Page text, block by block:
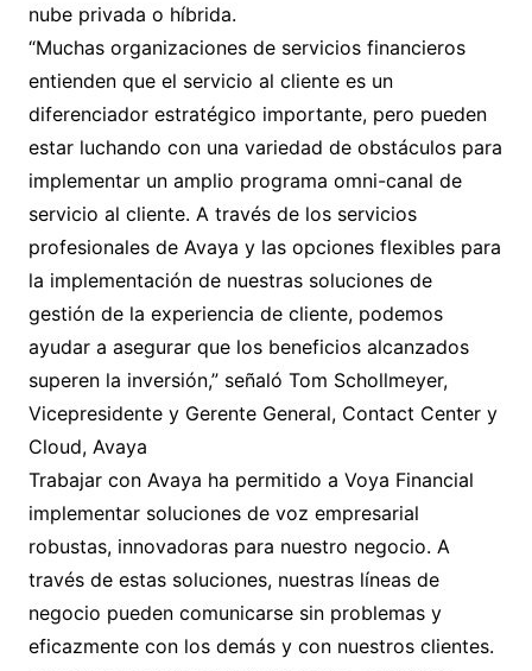
nube privada o híbrida.
“Muchas organizaciones de servicios financieros
entienden que el servicio al cliente es un
diferenciador estratégico importante, pero pueden
estar luchando con una variedad de obstáculos para
implementar un amplio programa omni-canal de
servicio al cliente. A través de los servicios
profesionales de Avaya y las opciones flexibles para
la implementación de nuestras soluciones de
gestión de la experiencia de cliente, podemos
ayudar a asegurar que los beneficios alcanzados
superen la inversión,” señaló Tom Schollmeyer,
Vicepresidente y Gerente General, Contact Center y
Cloud, Avaya
Trabajar con Avaya ha permitido a Voya Financial
implementar soluciones de voz empresarial
robustas, innovadoras para nuestro negocio. A
través de estas soluciones, nuestras líneas de
negocio pueden comunicarse sin problemas y
eficazmente con los demás y con nuestros clientes.